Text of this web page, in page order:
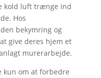
kold luft trænge ind
Hos
bekymring og
give deres hjem et
murerarbejde.
kun om at forbedre